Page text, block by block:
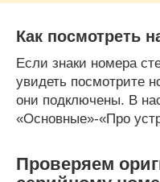
Как посмотреть
Если знаки номера
увидеть посмотрите
они подключены. В
«Основные»-«Про
Проверяем